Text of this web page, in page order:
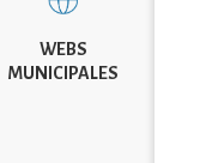
WEBS
MUNICIPALES